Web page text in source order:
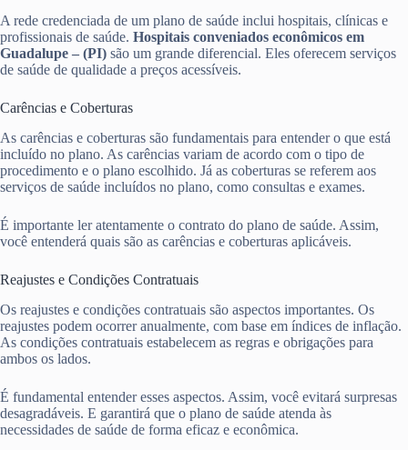
A rede credenciada de um plano de saúde inclui hospitais, clínicas e
profissionais de saúde. Hospitais conveniados econômicos em
Guadalupe – (PI) são um grande diferencial. Eles oferecem serviços
de saúde de qualidade a preços acessíveis.
Carências e Coberturas
As carências e coberturas são fundamentais para entender o que está
incluído no plano. As carências variam de acordo com o tipo de
procedimento e o plano escolhido. Já as coberturas se referem aos
serviços de saúde incluídos no plano, como consultas e exames.
É importante ler atentamente o contrato do plano de saúde. Assim,
você entenderá quais são as carências e coberturas aplicáveis.
Reajustes e Condições Contratuais
Os reajustes e condições contratuais são aspectos importantes. Os
reajustes podem ocorrer anualmente, com base em índices de inflação.
As condições contratuais estabelecem as regras e obrigações para
ambos os lados.
É fundamental entender esses aspectos. Assim, você evitará surpresas
desagradáveis. E garantirá que o plano de saúde atenda às
necessidades de saúde de forma eficaz e econômica.